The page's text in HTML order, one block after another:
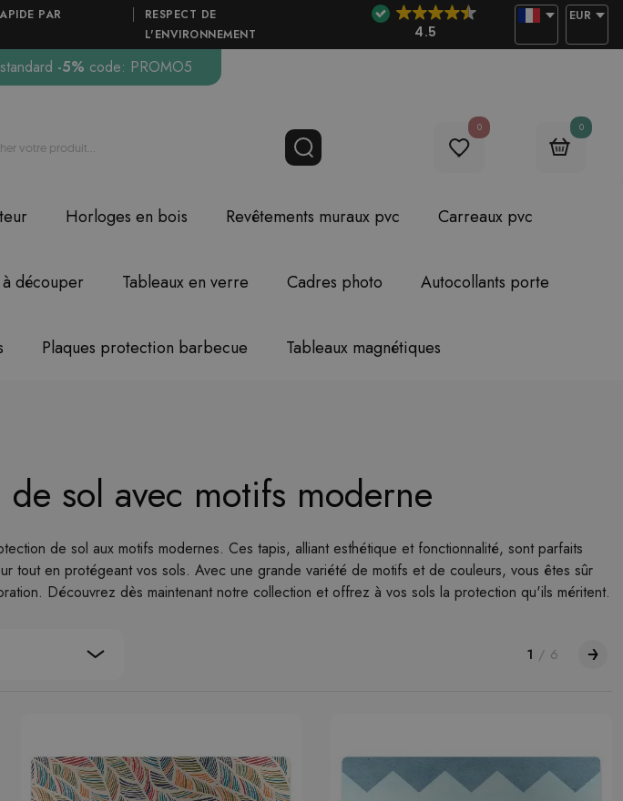
PAR
RESPECT DE
L'ENVIRONNEMENT
4.5
EUR
-5% code: PROMO5
0 0
Horloges en bois Revêtements muraux pvc Carreaux pvc
à découper Tableaux en verre Cadres photo Autocollants porte
Plaques protection barbecue Tableaux magnétiques
sol avec motifs moderne
de sol aux motifs modernes. Ces tapis, alliant esthétique et fonctionnalité, sont parfaits
tout en protégeant vos sols. Avec une grande variété de motifs et de couleurs, vous êtes sûr
Découvrez dès maintenant notre collection et offrez à vos sols la protection qu'ils méritent.
1 / 6